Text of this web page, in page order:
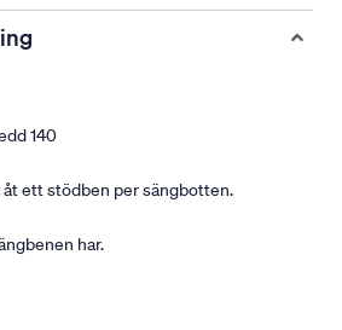
140
åt ett stödben per sängbotten.
har.